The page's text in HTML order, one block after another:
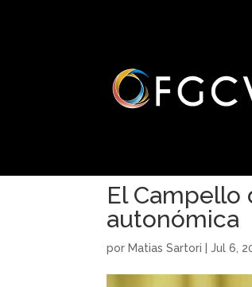
El
autonómica
por Matias Sartori |Jul 6,